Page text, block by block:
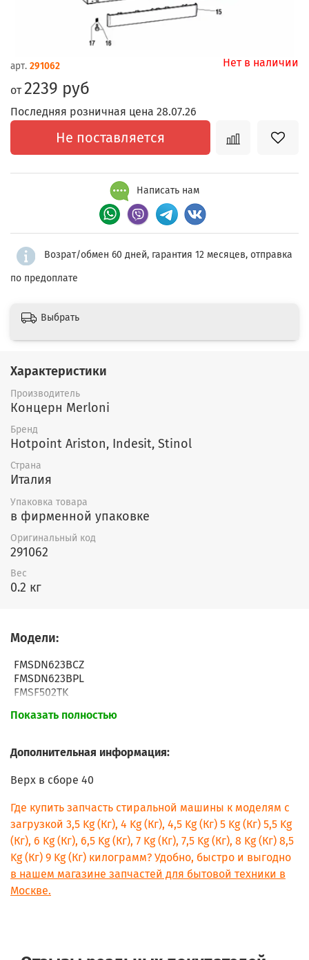
арт. 291062 Нет в наличии
от2239 руб
Последняя розничная цена 28.07.26
Не поставляется
Написать нам
Возрат/обмен 60 дней, гарантия 12 месяцев, отправка
по предоплате
Выбрать
Характеристики
Производитель
Концерн Merloni
Бренд
Hotpoint Ariston, Indesit, Stinol
Страна
Италия
Упаковка товара
в фирменной упаковке
Оригинальный код
291062
Вес
0.2 кг
Модели:
FMSDN623BCZ
FMSDN623BPL
FMSF502TK
FMSG602TK
FMSG623BEUL
FMSGN623BCZ
FMSL5082TK
FMSL603EU
FMSL603EUL
MVSB6105XCIS
MVSB6125SCIS
MVSC6105SCIS
MVSE6125XCIS
RSM601W
RSPD622XCIS
RSPG623DPL
RSSF603EU
Показать полностью
Дополнительная информация:
Верх в сборе 40
Где купить запчасть стиральной машины к моделям с
загрузкой 3,5 Kg (Кг), 4 Kg (Кг), 4,5 Kg (Кг) 5 Kg (Кг) 5,5 Kg
(Кг), 6 Kg (Кг), 6,5 Kg (Кг), 7 Kg (Кг), 7,5 Kg (Кг), 8 Kg (Кг) 8,5
Kg (Кг) 9 Kg (Кг) килограмм? Удобно, быстро и выгодно
в нашем магазине запчастей для бытовой техники в
Москве.